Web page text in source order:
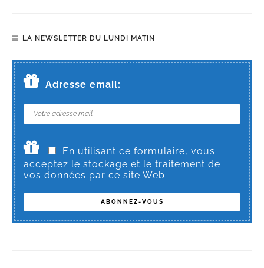
LA NEWSLETTER DU LUNDI MATIN
Adresse email:
En utilisant ce formulaire, vous
acceptez le stockage et le traitement de
vos données par ce site Web.